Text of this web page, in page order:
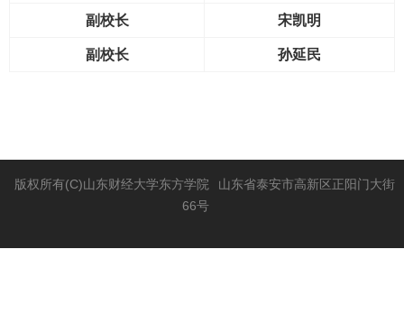
副校长 宋凯明
副校长 孙延民
版权所有(C)山东财经大学东方学院
山东省泰安市高新区正阳门大街
66号